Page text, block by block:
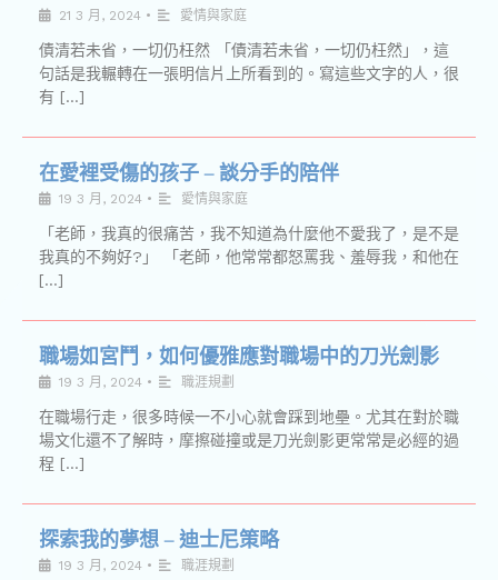
21 3 月, 2024 • 愛情與家庭
債清若未省，一切仍枉然 「債清若未省，一切仍枉然」，這
句話是我輾轉在一張明信片上所看到的。寫這些文字的人，很
有 […]
在愛裡受傷的孩子 – 談分手的陪伴
19 3 月, 2024 • 愛情與家庭
「老師，我真的很痛苦，我不知道為什麼他不愛我了，是不是
我真的不夠好?」 「老師，他常常都怒罵我、羞辱我，和他在
[…]
職場如宮鬥，如何優雅應對職場中的刀光劍影
19 3 月, 2024 • 職涯規劃
在職場行走，很多時候一不小心就會踩到地壘。尤其在對於職
場文化還不了解時，摩擦碰撞或是刀光劍影更常常是必經的過
程 […]
探索我的夢想 – 迪士尼策略
19 3 月, 2024 • 職涯規劃